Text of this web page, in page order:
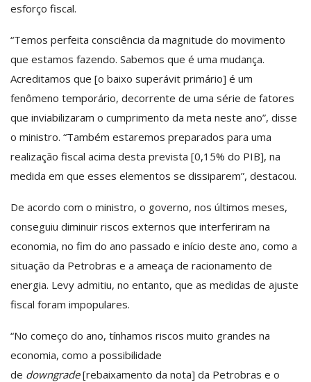
esforço fiscal.
“Temos perfeita consciência da magnitude do movimento
que estamos fazendo. Sabemos que é uma mudança.
Acreditamos que [o baixo superávit primário] é um
fenômeno temporário, decorrente de uma série de fatores
que inviabilizaram o cumprimento da meta neste ano”, disse
o ministro. “Também estaremos preparados para uma
realização fiscal acima desta prevista [0,15% do PIB], na
medida em que esses elementos se dissiparem”, destacou.
De acordo com o ministro, o governo, nos últimos meses,
conseguiu diminuir riscos externos que interferiram na
economia, no fim do ano passado e início deste ano, como a
situação da Petrobras e a ameaça de racionamento de
energia. Levy admitiu, no entanto, que as medidas de ajuste
fiscal foram impopulares.
“No começo do ano, tínhamos riscos muito grandes na
economia, como a possibilidade
de downgrade[rebaixamento da nota] da Petrobras e o